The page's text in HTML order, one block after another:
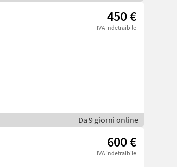
450 €
IVA indetraibile
Da 9 giorni online
600 €
IVA indetraibile